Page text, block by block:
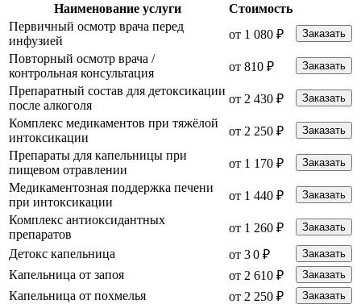
Наименование услуги
Стоимость
Первичный осмотр врача перед
инфузией
от 1 080 ₽ Заказать
Повторный осмотр врача /
контрольная консультация
от 810 ₽ Заказать
Препаратный состав для детоксикации
после алкоголя
от 2 430 ₽ Заказать
Комплекс медикаментов при тяжёлой
интоксикации
от 2 250 ₽ Заказать
Препараты для капельницы при
пищевом отравлении
от 1 170 ₽ Заказать
Медикаментозная поддержка печени
при интоксикации
от 1 440 ₽ Заказать
Комплекс антиоксидантных
препаратов
от 1 260 ₽ Заказать
Детокс капельница от 3 0 ₽ Заказать
Капельница от запоя от 2 610 ₽ Заказать
Капельница от похмелья от 2 250 ₽ Заказать